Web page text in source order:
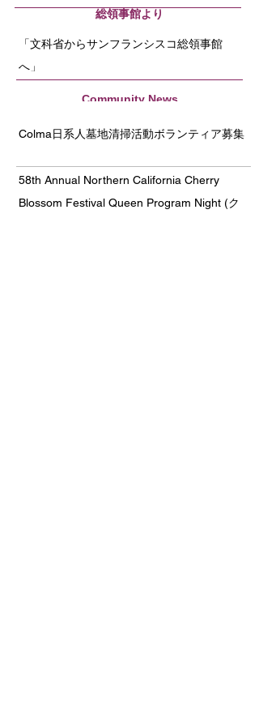
​総領事館より
「文科省からサンフランシスコ総領事館
へ」
Community News
Colma日系人墓地清掃活動ボランティア募集
58th Annual Northern California Cherry
Blossom Festival Queen Program Night (ク